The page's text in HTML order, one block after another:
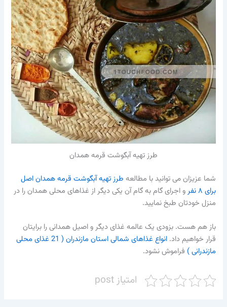
طرز تهیه آبگوشت قرمه همدان
شما عزیزان می توانید با مطالعه طرز تهیه آبگوشت قرمه همدان اصل
برای ۸ نفر
و اجرای گام به گام آن یکی دیگر از غذاهای محلی همدان را در
منزل خودتان طبخ نمایید.
باز هم هست. بزودی یک عالمه غذای دیگر و اصیل همدانی را برایتان
قرار خواهیم داد.
انواع غذاهای شمالی استان مازندران ( 21 غذای محلی
مازندرانی ) فراموش نشود.
امتیاز post